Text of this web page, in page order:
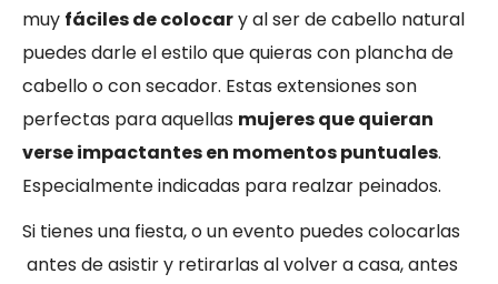
muy fáciles de colocary al ser de cabello natural
puedes darle el estilo que quieras con plancha de
cabello o con secador. Estas extensiones son
perfectas para aquellas mujeres que quieran
verse impactantes en momentos puntuales.
Especialmente indicadas para realzar peinados.
Si tienes una fiesta, o un evento puedes colocarlas
antes de asistir y retirarlas al volver a casa, antes